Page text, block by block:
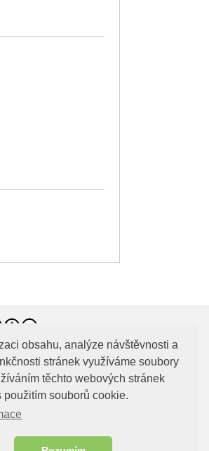
obsahu, analýze návštěvnosti a
stránek využíváme soubory
těchto webových stránek
použitím souborů cookie.